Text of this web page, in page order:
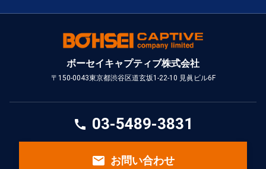
ボーセイキャプティブ株式会社
〒150-0043東京都渋谷区道玄坂1-22-10 見眞ビル6F
call 03-5489-3831
email お問い合わせ